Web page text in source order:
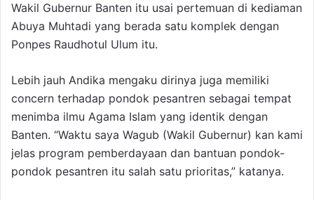
Wakil Gubernur Banten itu usai pertemuan di kediaman
Abuya Muhtadi yang berada satu komplek dengan
Ponpes Raudhotul Ulum itu.
Lebih jauh Andika mengaku dirinya juga memiliki
concern terhadap pondok pesantren sebagai tempat
menimba ilmu Agama Islam yang identik dengan
Banten. “Waktu saya Wagub (Wakil Gubernur) kan kami
jelas program pemberdayaan dan bantuan pondok-
pondok pesantren itu salah satu prioritas,” katanya.